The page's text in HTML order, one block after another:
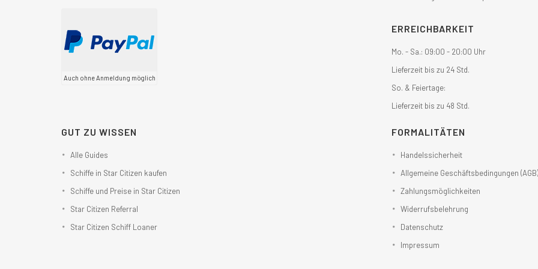
Auch ohne Anmeldung möglich
ERREICHBARKEIT
Mo. - Sa.: 09:00 - 20:00 Uhr
Lieferzeit bis zu 24 Std.
So. & Feiertage:
Lieferzeit bis zu 48 Std.
GUT ZU WISSEN
Alle Guides
Schiffe in Star Citizen kaufen
Schiffe und Preise in Star Citizen
Star Citizen Referral
Star Citizen Schiff Loaner
FORMALITÄTEN
Handelssicherheit
Allgemeine Geschäftsbedingungen (AGB)
Zahlungsmöglichkeiten
Widerrufsbelehrung
Datenschutz
Impressum